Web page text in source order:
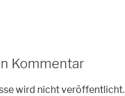
Kommentar
wird nicht veröffentlicht.